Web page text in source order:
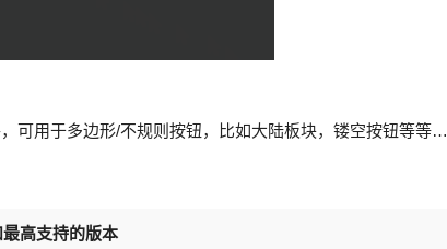
可用于多边形/不规则按钮，比如大陆板块，镂空按钮等等…
高支持的版本